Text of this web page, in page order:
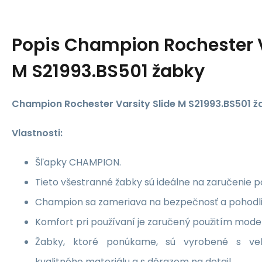
Popis Champion Rochester
M S21993.BS501 žabky
Champion Rochester Varsity Slide M S21993.BS501
Vlastnosti:
Šľapky CHAMPION.
Tieto všestranné žabky sú ideálne na zaručenie
Champion sa zameriava na bezpečnosť a
Komfort pri používaní je zaručený použitím
Žabky, ktoré ponúkame, sú vyrobené s